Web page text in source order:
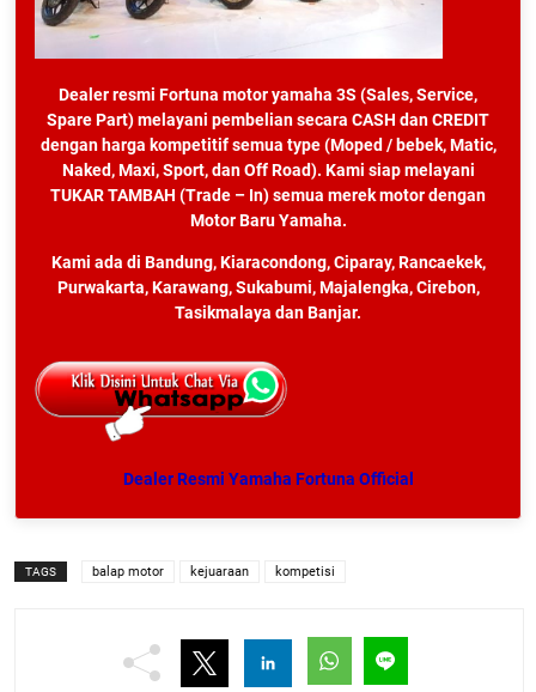
Dealer resmi Fortuna motor yamaha 3S (Sales, Service,
Spare Part) melayani pembelian secara CASH dan CREDIT
dengan harga kompetitif semua type (Moped / bebek, Matic,
Naked, Maxi, Sport, dan Off Road). Kami siap melayani
TUKAR TAMBAH (Trade – In) semua merek motor dengan
Motor Baru Yamaha.
Kami ada di Bandung, Kiaracondong, Ciparay, Rancaekek,
Purwakarta, Karawang, Sukabumi, Majalengka, Cirebon,
Tasikmalaya dan Banjar.
Dealer Resmi Yamaha Fortuna Official
TAGS balap motor kejuaraan kompetisi